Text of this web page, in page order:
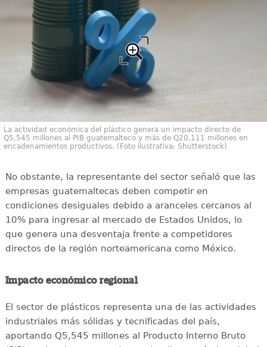
La actividad económica del plástico genera un impacto directo de
Q5,545 millones al PIB guatemalteco y más de Q20,111 millones en
encadenamientos productivos. (Foto ilustrativa: Shutterstock)
No obstante, la representante del sector señaló que las
empresas guatemaltecas deben competir en
condiciones desiguales debido a aranceles cercanos al
10% para ingresar al mercado de Estados Unidos, lo
que genera una desventaja frente a competidores
directos de la región norteamericana como México.
Impacto económico regional
El sector de plásticos representa una de las actividades
industriales más sólidas y tecnificadas del país,
aportando Q5,545 millones al Producto Interno Bruto